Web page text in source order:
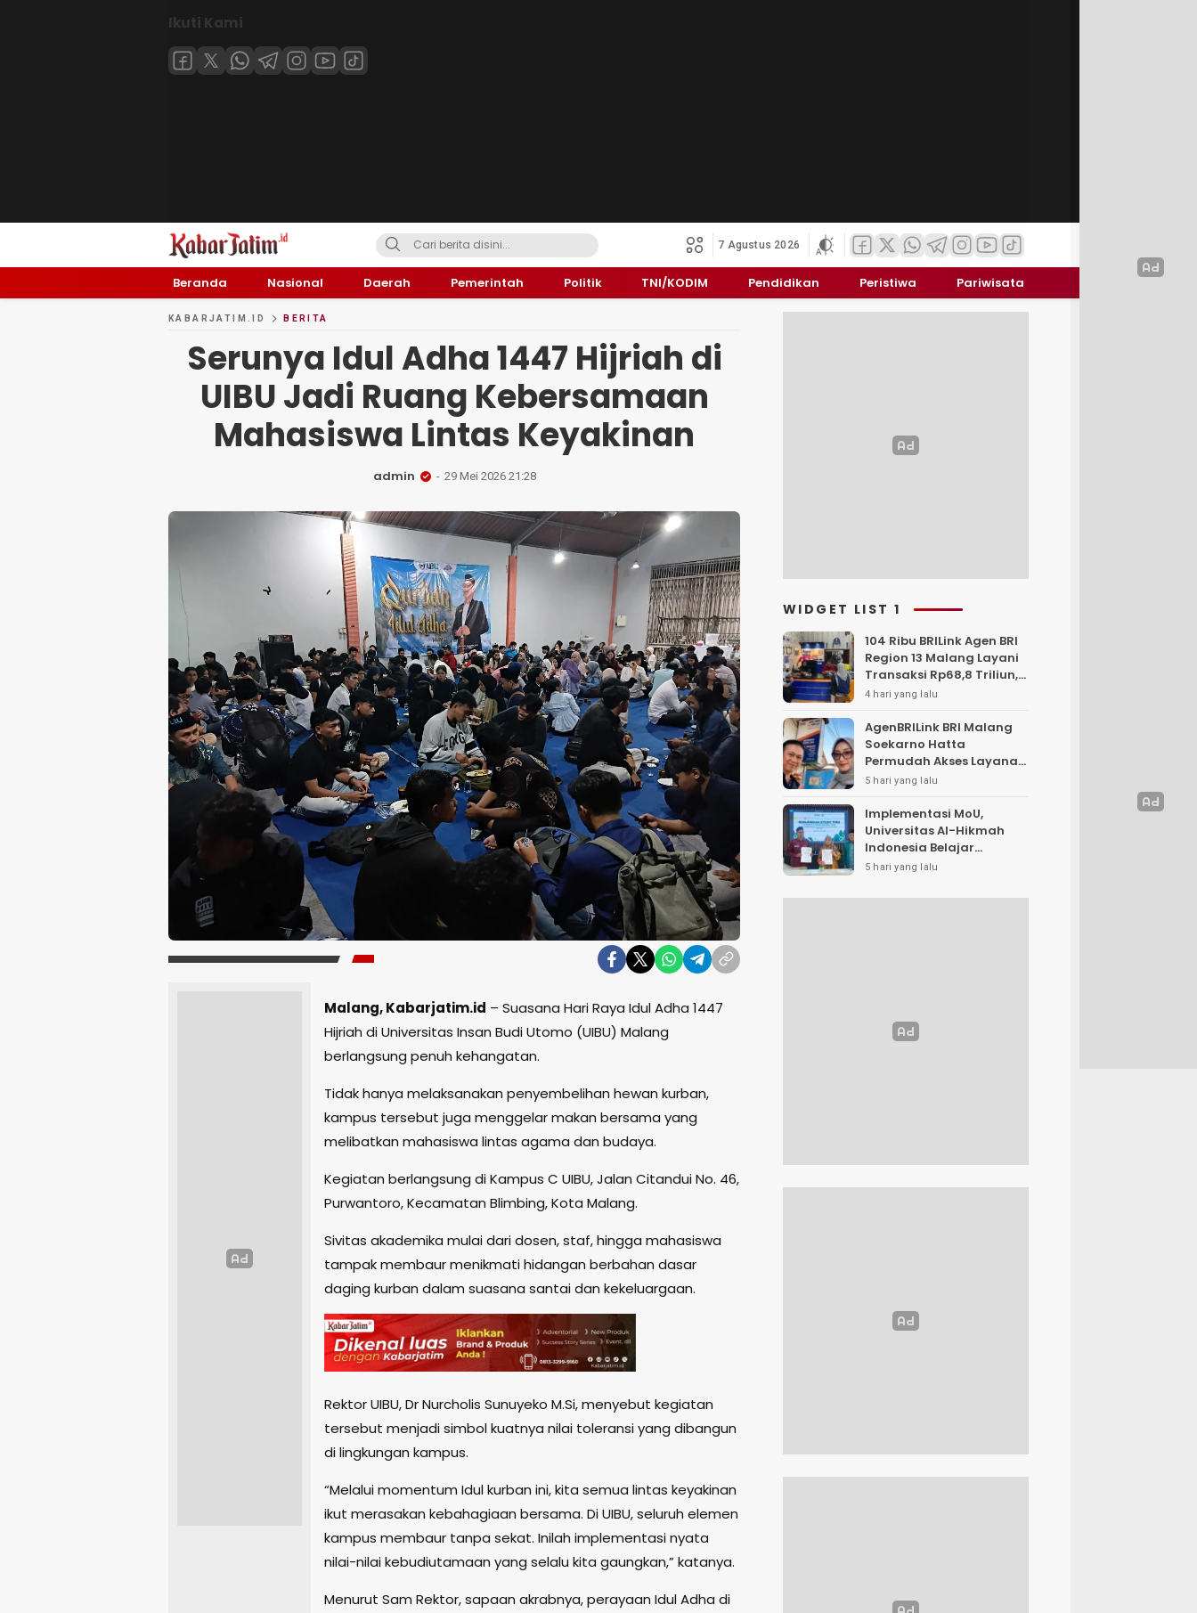
Ikuti Kami
KABARJATIM.id
Kabar Jawa timuran
7 Agustus 2026
Beranda Nasional Daerah Pemerintah Politik TNI/KODIM Pendidikan Peristiwa Pariwisata
KABARJATIM.ID BERITA
Serunya Idul Adha 1447 Hijriah di
UIBU Jadi Ruang Kebersamaan
Mahasiswa Lintas Keyakinan
admin 29 Mei 2026 21:28
Malang, Kabarjatim.id – Suasana Hari Raya Idul Adha 1447
Hijriah di Universitas Insan Budi Utomo (UIBU) Malang
berlangsung penuh kehangatan.
Tidak hanya melaksanakan penyembelihan hewan kurban,
kampus tersebut juga menggelar makan bersama yang
melibatkan mahasiswa lintas agama dan budaya.
Kegiatan berlangsung di Kampus C UIBU, Jalan Citandui No. 46,
Purwantoro, Kecamatan Blimbing, Kota Malang.
Sivitas akademika mulai dari dosen, staf, hingga mahasiswa
tampak membaur menikmati hidangan berbahan dasar
daging kurban dalam suasana santai dan kekeluargaan.
Rektor UIBU, Dr Nurcholis Sunuyeko M.Si, menyebut kegiatan
tersebut menjadi simbol kuatnya nilai toleransi yang dibangun
di lingkungan kampus.
“Melalui momentum Idul kurban ini, kita semua lintas keyakinan
ikut merasakan kebahagiaan bersama. Di UIBU, seluruh elemen
kampus membaur tanpa sekat. Inilah implementasi nyata
nilai-nilai kebudiutamaan yang selalu kita gaungkan,” katanya.
Menurut Sam Rektor, sapaan akrabnya, perayaan Idul Adha di
WIDGET LIST 1
104 Ribu BRILink Agen BRI
Region 13 Malang Layani
Transaksi Rp68,8 Triliun,
Perkuat Akses Keuangan
4 hari yang lalu
AgenBRILink BRI Malang
Soekarno Hatta
Permudah Akses Layanan
Keuangan Masyarakat
5 hari yang lalu
Implementasi MoU,
Universitas Al-Hikmah
Indonesia Belajar
Strategi Kemandirian
Pesantren Sunan Drajat
5 hari yang lalu